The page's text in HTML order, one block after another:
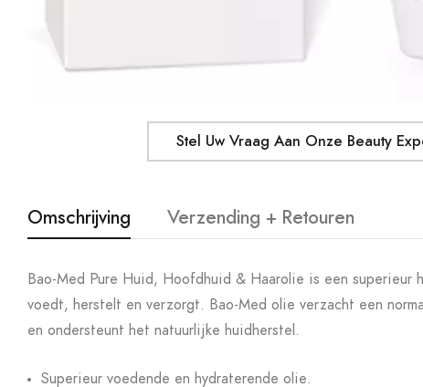
Stel Uw Vraag Aan Onze Beauty
Omschrijving Verzending + Retouren
Bao-Med Pure Huid, Hoofdhuid & Haarolie is een superieur
voedt, herstelt en verzorgt. Bao-Med olie verzacht een
en ondersteunt het natuurlijke huidherstel.
Superieur voedende en hydraterende olie.